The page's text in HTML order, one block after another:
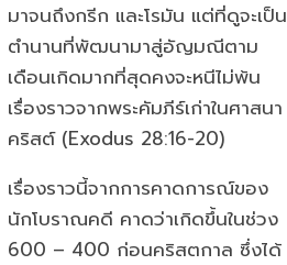
มาจนถึงกรีก และโรมัน แต่ที่ดูจะเป็น
ตำนานที่พัฒนามาสู่อัญมณีตาม
เดือนเกิดมากที่สุดคงจะหนีไม่พ้น
เรื่องราวจากพระคัมภีร์เก่าในศาสนา
คริสต์ (Exodus 28:16-20)
เรื่องราวนี้จากการคาดการณ์ของ
นักโบราณคดี คาดว่าเกิดขึ้นในช่วง
600 – 400 ก่อนคริสตกาล ซึ่งได้